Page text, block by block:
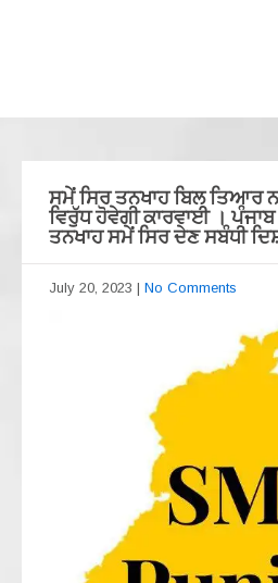
ਸਮੇਂ ਸਿਰ ਤਨਖਾਹ ਬਿਲ ਤਿਆਰ
ਵਿਰੁੱਧ ਹੋਵੇਗੀ ਕਾਰਵਾਈ ।
ਤਨਖਾਹ ਸਮੇਂ ਸਿਰ ਦੇਣ ਸਬੰਧੀ
July 20, 2023 | No Comments